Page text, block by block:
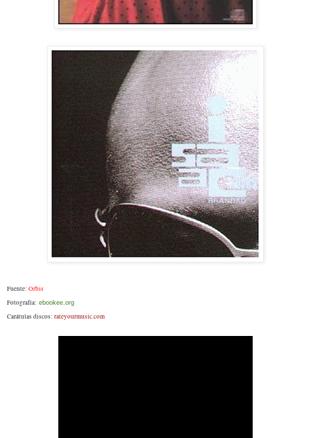
Fuente: Orbis
Fotografía: ebookee.org
Carátulas discos: rateyourmusic.com